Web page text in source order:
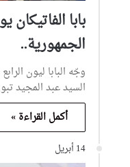
بابا
الجمهورية..
وجّه البابا ليون
السيد عبد المجيد
أكمل القراءة »
14 أبريل